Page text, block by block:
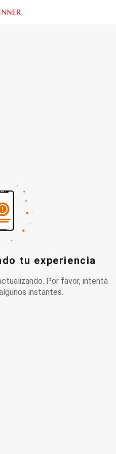
tu experiencia
Por favor, intentá
instantes.